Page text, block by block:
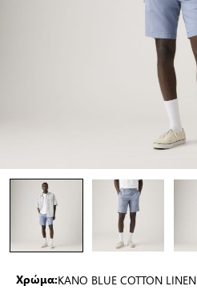
Χρώμα:KANO BLUE COTTON LINEN